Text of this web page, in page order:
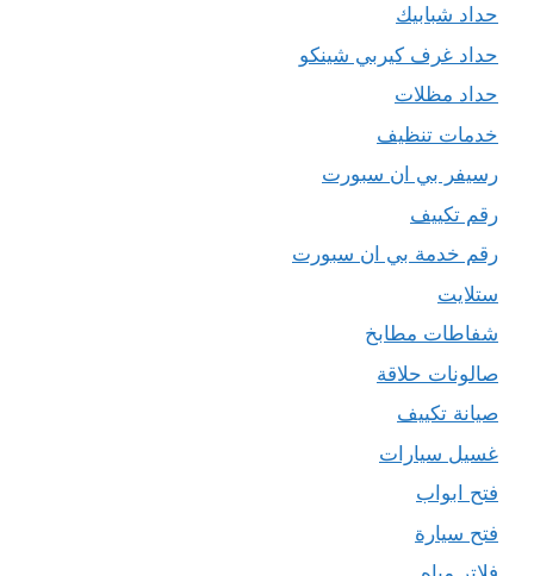
حداد شبابيك
حداد غرف كيربي شينكو
حداد مظلات
خدمات تنظيف
رسيفر بي ان سبورت
رقم تكييف
رقم خدمة بي ان سبورت
ستلايت
شفاطات مطابخ
صالونات حلاقة
صيانة تكييف
غسيل سيارات
فتح ابواب
فتح سيارة